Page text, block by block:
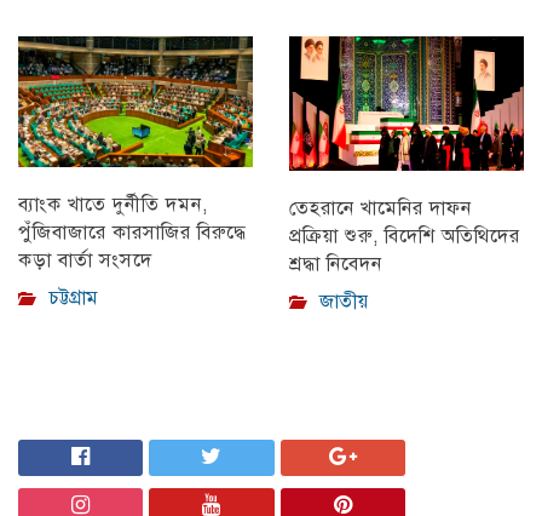
ব্যাংক খাতে দুর্নীতি দমন,
পুঁজিবাজারে কারসাজির বিরুদ্ধে
কড়া বার্তা সংসদে
চট্টগ্রাম
তেহরানে খামেনির দাফন
প্রক্রিয়া শুরু, বিদেশি অতিথিদের
শ্রদ্ধা নিবেদন
জাতীয়